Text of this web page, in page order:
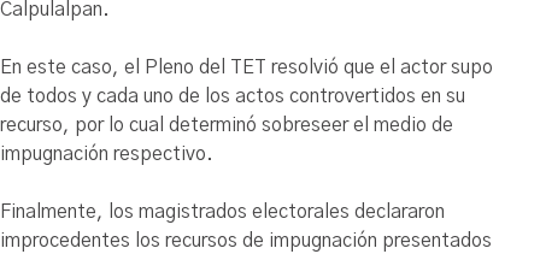
Calpulalpan.
En este caso, el Pleno del TET resolvió que el actor supo
de todos y cada uno de los actos controvertidos en su
recurso, por lo cual determinó sobreseer el medio de
impugnación respectivo.
Finalmente, los magistrados electorales declararon
improcedentes los recursos de impugnación presentados